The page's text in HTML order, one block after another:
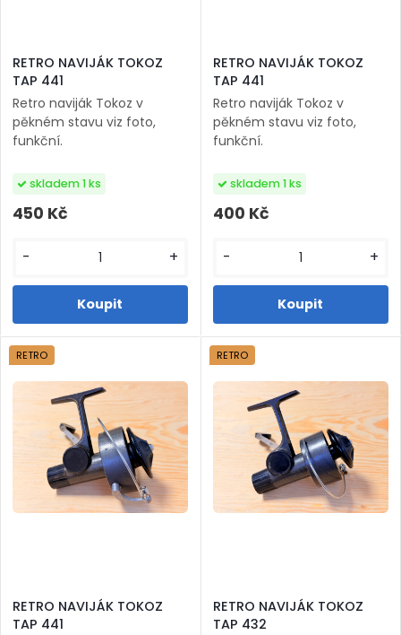
RETRO NAVIJÁK TOKOZ
TAP 441
Retro naviják Tokoz v
pěkném stavu viz foto,
funkční.
450 Kč
skladem 1 ks
- +
RETRO NAVIJÁK TOKOZ
TAP 441
Retro naviják Tokoz v
pěkném stavu viz foto,
funkční.
400 Kč
skladem 1 ks
- +
RETRO NAVIJÁK TOKOZ
TAP 441
RETRO
RETRO NAVIJÁK TOKOZ
TAP 432
RETRO